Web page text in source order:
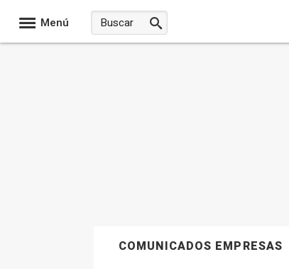
Menú
COMUNICADOS EMPRESAS